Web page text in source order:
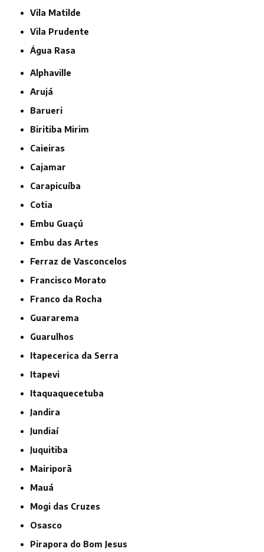
Vila Matilde
Vila Prudente
Água Rasa
Alphaville
Arujá
Barueri
Biritiba Mirim
Caieiras
Cajamar
Carapicuíba
Cotia
Embu Guaçú
Embu das Artes
Ferraz de Vasconcelos
Francisco Morato
Franco da Rocha
Guararema
Guarulhos
Itapecerica da Serra
Itapevi
Itaquaquecetuba
Jandira
Jundiaí
Juquitiba
Mairiporã
Mauá
Mogi das Cruzes
Osasco
Pirapora do Bom Jesus